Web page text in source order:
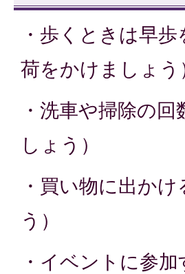
・歩くときは早
荷をかけましょう
・洗車や掃除の
しょう）
・買い物に出か
う）
・イベントに参